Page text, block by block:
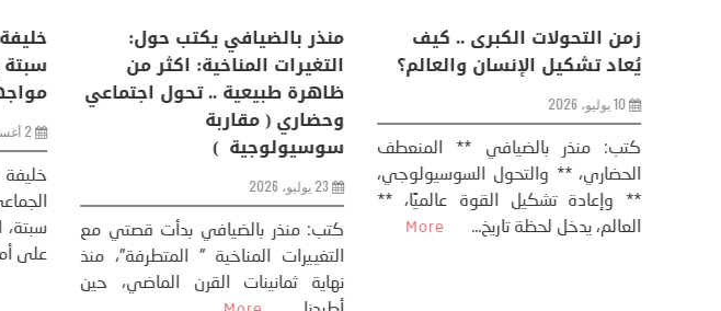
23 يوليو، 2026
كتب:
زمن التحولات الكبرى .. كيف
يُعاد تشكيل الإنسان والعالم؟
10 يوليو، 2026
كتب: منذر بالضيافي ** المنعطف
** وإعادة تشكيل القوة عالميًا، **
العالم، يدخل لحظة تاريخ...
More
تحليل اخباري/ أمريكا وايران:
عودة الحرب .. و “هرمز” مربط
الفرس
8 يوليو، 2026
تحليل – منذر بالضيافي عاد الرئيس
الأمريكي دونالد ترامب إلى قصف
ايران، وذلك ردا على ما اعتبره الرئيس